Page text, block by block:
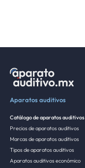
Aparatos auditivos
Catálogo de aparatos auditivos
Precios de aparatos auditivos
Marcas de aparatos auditivos
Tipos de aparatos auditivos
Aparatos auditivos económico